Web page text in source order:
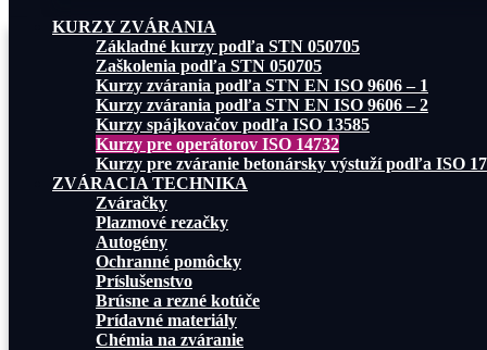
KURZY ZVÁRANIA
Základné kurzy podľa STN 050705
Zaškolenia podľa STN 050705
Kurzy zvárania podľa STN EN ISO 9606 – 1
Kurzy zvárania podľa STN EN ISO 9606 – 2
Kurzy spájkovačov podľa ISO 13585
Kurzy pre operátorov ISO 14732
Kurzy pre zváranie betonársky výstuží podľa ISO
ZVÁRACIA TECHNIKA
Zváračky
Plazmové rezačky
Autogény
Ochranné pomôcky
Príslušenstvo
Brúsne a rezné kotúče
Prídavné materiály
Chémia na zváranie